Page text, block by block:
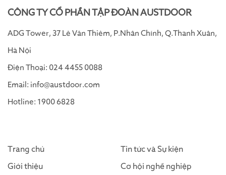
CÔNG TY CỔ PHẦN TẬP ĐOÀN AUSTDOOR
ADG Tower, 37 Lê Văn Thiêm, P.Nhân Chính, Q.Thanh Xuân,
Hà Nội
Điện Thoại: 024 4455 0088
Email: info@austdoor.com
Hotline: 1900 6828
Trang chủ
Giới thiệu
Tin tức và Sự kiện
Cơ hội nghề nghiệp